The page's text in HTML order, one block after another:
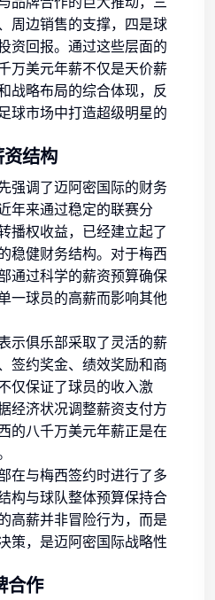
周边销售的支撑，四是球
资回报。通过这些层面的
万美元年薪不仅是天价薪
战略布局的综合体现，反
球市场中打造超级明星的
结构
强调了迈阿密国际的财务
年来通过稳定的联赛分
播权收益，已经建立起了
稳健财务结构。对于梅西
通过科学的薪资预算确保
一球员的高薪而影响其他
示俱乐部采取了灵活的薪
签约奖金、绩效奖励和商
仅保证了球员的收入激
经济状况调整薪资支付方
的八千万美元年薪正是在
在与梅西签约时进行了多
构与球队整体预算保持合
高薪并非冒险行为，而是
策，是迈阿密国际战略性
合作